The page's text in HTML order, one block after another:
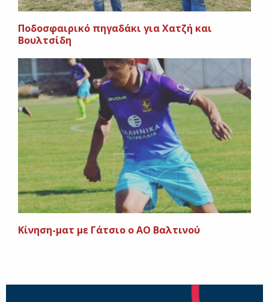
Ποδοσφαιρικό πηγαδάκι για Χατζή και
Βουλτσίδη
Κίνηση-ματ με Γάτσιο ο ΑΟ Βαλτινού